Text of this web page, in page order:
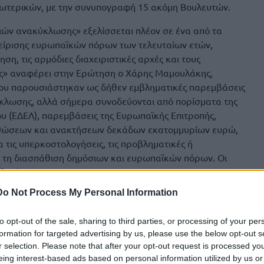
Not Process My Personal Information
opt-out of the sale, sharing to third parties, or processing of your
for targeted advertising by us, please use the below opt-out
selection. Please note that after your opt-out request is processed
interest-based ads based on personal information utilized by us
με την συνυπογραφή 15 ακόμη Βουλευτών.
ανακύκλωσης» εξελίσσεται πλέον σε ένα από τα
ευρωπαϊκών πόρων των τελευταίων ετών,
τις αρμόδιες διαχειριστικές αρχές και τους
αναφέρει στην Ερώτηση ο Χάρης Μαμουλάκης,
παρουσιάστηκαν ως δήθεν εμβληματικές παρεμβάσεις
αλλά σήμερα συνοδεύονται από πορίσματα της
(ΕΔΕΛ), παρεμβάσεις της Ευρωπαϊκής Επιτροπής,
και ανακτήσεων δεκάδων εκατομμυρίων ευρώ,
υπερκοστολογήσεις, τις προβληματικές ή
διασπάθιση δημόσιων και ευρωπαϊκών πόρων. Οι
σε προηγούμενες Κοινοβουλευτικές παρεμβάσεις, σε
εντολής της ίδιας της Ευρωπαϊκής Επιτροπής, στο
την ΕΥΔ ΟΕΚΑ προς τον ΦΟΔΣΑ Πελοποννήσου και τον
μη επιλέξιμες και ανέρχεται στο ποσό των